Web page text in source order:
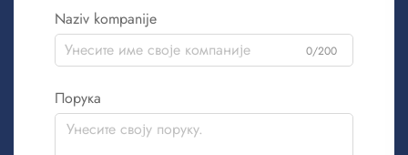
Naziv kompanije
0/200
Порука